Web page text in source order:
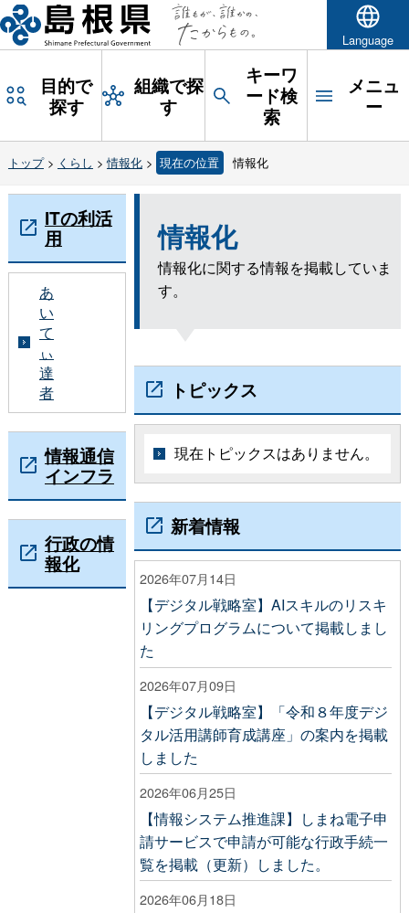
Language
目的で
探す
組織で探
す
キーワ
ード検
索
メニュ
ー
トップ> くらし >情報化> 現在の位置 情報化
情報化
情報化に関する情報を掲載していま
す。
トピックス
現在トピックスはありません。
新着情報
2026年07月14日
【デジタル戦略室】AIスキルのリスキ
リングプログラムについて掲載しまし
た
2026年07月09日
【デジタル戦略室】「令和８年度デジ
タル活用講師育成講座」の案内を掲載
しました
2026年06月25日
【情報システム推進課】しまね電子申
請サービスで申請が可能な行政手続一
覧を掲載（更新）しました。
2026年06月18日
ITの利活
用
あ
い
て
ぃ
達
者
情報通信
インフラ
行政の情
報化